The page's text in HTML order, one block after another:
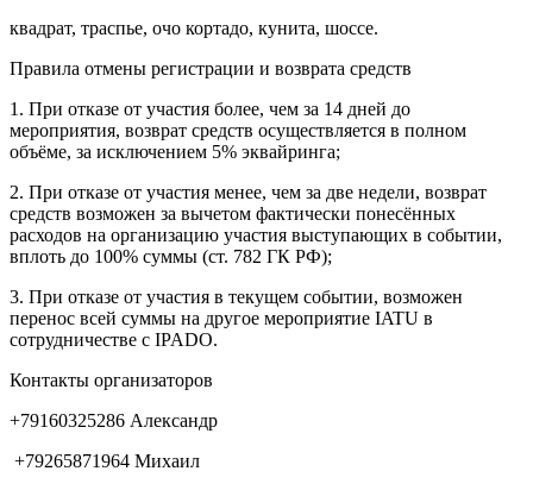
квадрат, траспье, очо кортадо, кунита, шоссе.
Правила отмены регистрации и возврата средств
1. При отказе от участия более, чем за 14 дней до
мероприятия, возврат средств осуществляется в полном
объёме, за исключением 5% эквайринга;
2. При отказе от участия менее, чем за две недели, возврат
средств возможен за вычетом фактически понесённых
расходов на организацию участия выступающих в событии,
вплоть до 100% суммы (ст. 782 ГК РФ);
3. При отказе от участия в текущем событии, возможен
перенос всей суммы на другое мероприятие IATU в
сотрудничестве с IPADO.
Контакты организаторов
+79160325286 Александр
+79265871964 Михаил